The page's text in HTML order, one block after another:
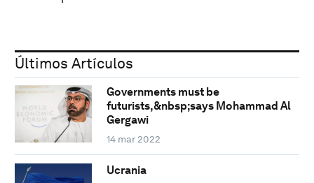
Últimos Artículos
Governments must be
futurists,&nbsp;says Mohammad Al
Gergawi
14 mar 2022
Ucrania